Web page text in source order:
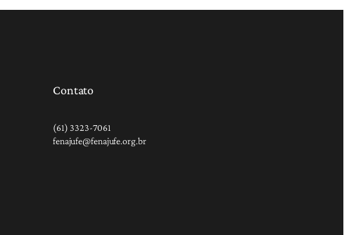
Contato
(61) 3323-7061
fenajufe@fenajufe.org.br